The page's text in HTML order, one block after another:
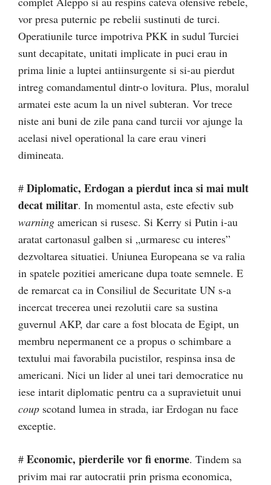
vor presa puternic pe rebelii sustinuti de turci.
Operatiunile turce impotriva PKK in sudul Turciei
sunt decapitate, unitati implicate in puci erau in
prima linie a luptei antiinsurgente si si-au pierdut
intreg comandamentul dintr-o lovitura. Plus, moralul
armatei este acum la un nivel subteran. Vor trece
niste ani buni de zile pana cand turcii vor ajunge la
acelasi nivel operational la care erau vineri
dimineata.
# Diplomatic, Erdogan a pierdut inca si mai mult
decat militar. In momentul asta, este efectiv sub
warning american si rusesc. Si Kerry si Putin i-au
aratat cartonasul galben si „urmaresc cu interes”
dezvoltarea situatiei. Uniunea Europeana se va ralia
in spatele pozitiei americane dupa toate semnele. E
de remarcat ca in Consiliul de Securitate UN s-a
incercat trecerea unei rezolutii care sa sustina
guvernul AKP, dar care a fost blocata de Egipt, un
membru nepermanent ce a propus o schimbare a
textului mai favorabila pucistilor, respinsa insa de
americani. Nici un lider al unei tari democratice nu
iese intarit diplomatic pentru ca a supravietuit unui
coup scotand lumea in strada, iar Erdogan nu face
exceptie.
# Economic, pierderile vor fi enorme. Tindem sa
privim mai rar autocratii prin prisma economica,